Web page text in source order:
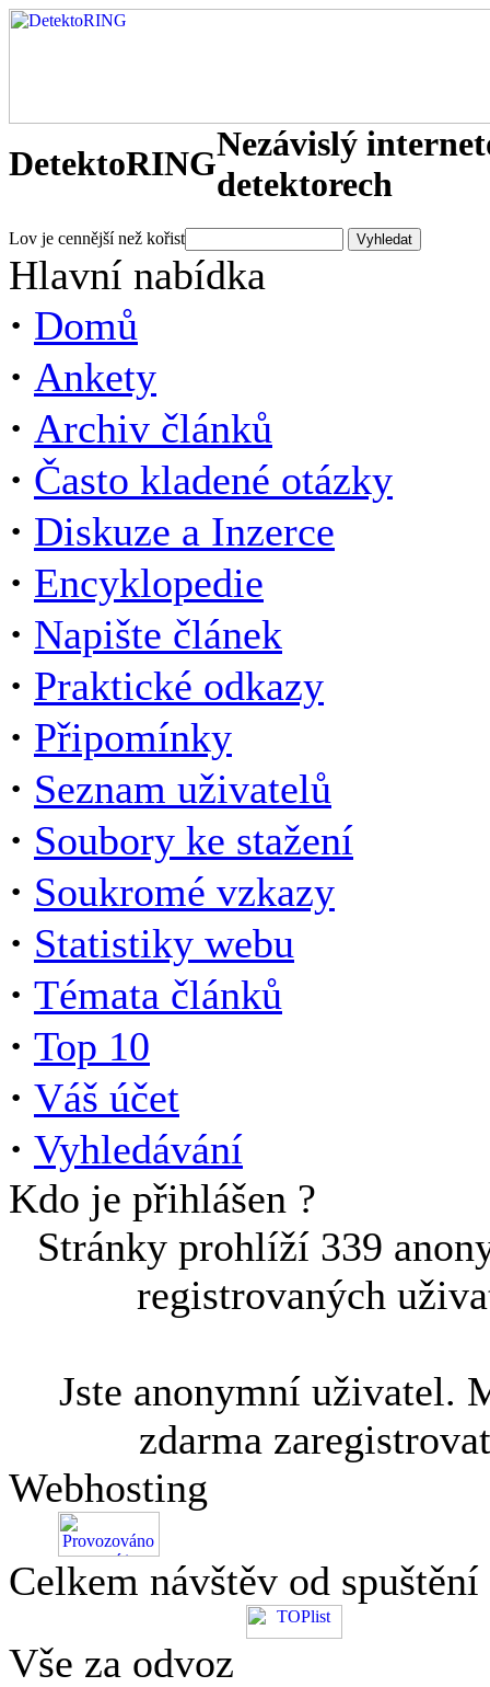
DetektoRINGNezávislý
detektorech
Lov je cennější než kořist
Hlavní nabídka
· Domů
· Ankety
· Archiv článků
· Často kladené otázky
· Diskuze a Inzerce
· Encyklopedie
· Napište článek
· Praktické odkazy
· Připomínky
· Seznam uživatelů
· Soubory ke stažení
· Soukromé vzkazy
· Statistiky webu
· Témata článků
· Top 10
· Váš účet
· Vyhledávání
Kdo je přihlášen ?
Stránky prohlíží 339
registrovaných
Jste anonymní uživatel.
zdarma
Webhosting
Celkem návštěv od
Vše za odvoz